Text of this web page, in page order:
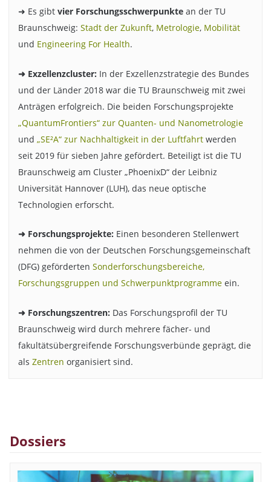
➜ Es gibt vier Forschungsschwerpunktean der TU
Braunschweig: Stadt der Zukunft, Metrologie, Mobilität
und Engineering For Health.
➜ Exzellenzcluster: In der Exzellenzstrategie des Bundes
und der Länder 2018 war die TU Braunschweig mit zwei
Anträgen erfolgreich. Die beiden Forschungsprojekte
„QuantumFrontiers“ zur Quanten- und Nanometrologie
und „SE²A“ zur Nachhaltigkeit in der Luftfahrtwerden
seit 2019 für sieben Jahre gefördert. Beteiligt ist die TU
Braunschweig am Cluster „PhoenixD“ der Leibniz
Universität Hannover (LUH), das neue optische
Technologien erforscht.
➜ Forschungsprojekte: Einen besonderen Stellenwert
nehmen die von der Deutschen Forschungsgemeinschaft
(DFG) geförderten Sonderforschungsbereiche,
Forschungsgruppen und Schwerpunktprogrammeein.
➜ Forschungszentren: Das Forschungsprofil der TU
Braunschweig wird durch mehrere fächer- und
fakultätsübergreifende Forschungsverbünde geprägt, die
als Zentren organisiert sind.
Dossiers